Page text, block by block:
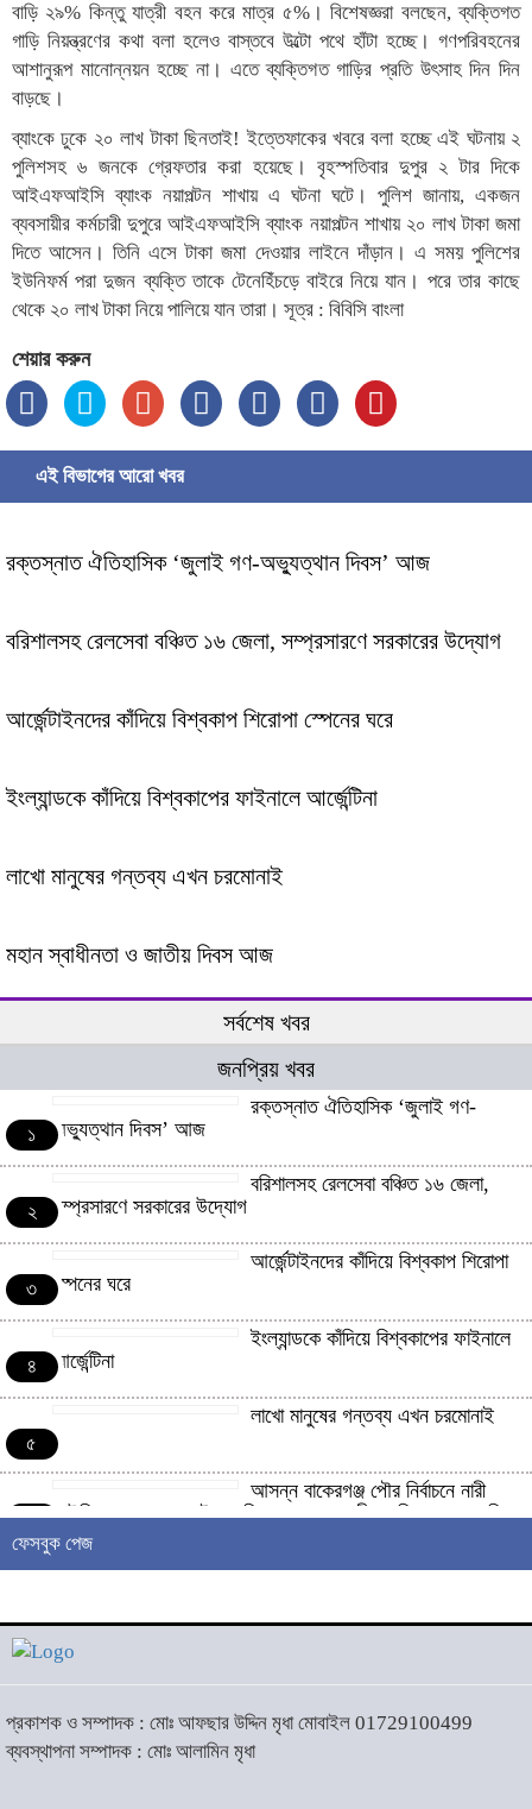
বাড়ি ২৯% কিন্তু যাত্রী বহন করে মাত্র ৫%। বিশেষজ্ঞরা বলছেন, ব্যক্তিগত
গাড়ি নিয়ন্ত্রণের কথা বলা হলেও বাস্তবে উল্টো পথে হাঁটা হচ্ছে। গণপরিবহনের
আশানুরূপ মানোন্নয়ন হচ্ছে না। এতে ব্যক্তিগত গাড়ির প্রতি উৎসাহ দিন দিন
বাড়ছে।
ব্যাংকে ঢুকে ২০ লাখ টাকা ছিনতাই! ইত্তেফাকের খবরে বলা হচ্ছে এই ঘটনায় ২
পুলিশসহ ৬ জনকে গ্রেফতার করা হয়েছে। বৃহস্পতিবার দুপুর ২ টার দিকে
আইএফআইসি ব্যাংক নয়াপল্টন শাখায় এ ঘটনা ঘটে। পুলিশ জানায়, একজন
ব্যবসায়ীর কর্মচারী দুপুরে আইএফআইসি ব্যাংক নয়াপল্টন শাখায় ২০ লাখ টাকা জমা
দিতে আসেন। তিনি এসে টাকা জমা দেওয়ার লাইনে দাঁড়ান। এ সময় পুলিশের
ইউনিফর্ম পরা দুজন ব্যক্তি তাকে টেনেহিঁচড়ে বাইরে নিয়ে যান। পরে তার কাছে
থেকে ২০ লাখ টাকা নিয়ে পালিয়ে যান তারা। সূত্র : বিবিসি বাংলা
শেয়ার করুন
এই বিভাগের আরো খবর
রক্তস্নাত ঐতিহাসিক ‌‘জুলাই গণ-অভ্যুত্থান দিবস’ আজ
বরিশালসহ রেলসেবা বঞ্চিত ১৬ জেলা, সম্প্রসারণে সরকারের উদ্যোগ
আর্জেন্টাইনদের কাঁদিয়ে বিশ্বকাপ শিরোপা স্পেনের ঘরে
ইংল্যান্ডকে কাঁদিয়ে বিশ্বকাপের ফাইনালে আর্জেন্টিনা
লাখো মানুষের গন্তব্য এখন চরমোনাই
মহান স্বাধীনতা ও জাতীয় দিবস আজ
সর্বশেষ খবর
জনপ্রিয় খবর
১
রক্তস্নাত ঐতিহাসিক ‌‘জুলাই গণ-
অভ্যুত্থান দিবস’ আজ
২
বরিশালসহ রেলসেবা বঞ্চিত ১৬ জেলা,
সম্প্রসারণে সরকারের উদ্যোগ
৩
আর্জেন্টাইনদের কাঁদিয়ে বিশ্বকাপ শিরোপা
স্পেনের ঘরে
৪
ইংল্যান্ডকে কাঁদিয়ে বিশ্বকাপের ফাইনালে
আর্জেন্টিনা
৫
লাখো মানুষের গন্তব্য এখন চরমোনাই
৬
আসন্ন বাকেরগঞ্জ পৌর নির্বাচনে নারী
কাউন্সিলর পদে দোয়া চাইলেন বিএমএসএফ নেত্রী সাবরিনা আক্তার জিয়া
‘ইসরাইলি সেনাবাহিনী ধ্বংসের
৮
দৌলতদিয়ায় বাস ডুবি : ২৪ জনের মরদেহ
উদ্ধার, অনেকেই নিখোঁজ
ফেসবুক পেজ
প্রকাশক ও সম্পাদক : মোঃ আফছার উদ্দিন মৃধা মোবাইল 01729100499
ব্যবস্থাপনা সম্পাদক : মোঃ আলামিন মৃধা